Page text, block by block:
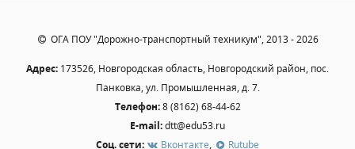
Основные сведения
Структура и органы управления образовательной
ОГА ПОУ "Дорожно-транспортный техникум", 2013 - 2026
Адрес: 173526, Новгородская область, Новгородский район, пос.
Панковка, ул. Промышленная, д. 7.
Телефон:8 (8162) 68-44-62
E-mail:dtt@edu53.ru
Соц. сети:
Вконтакте, Rutube